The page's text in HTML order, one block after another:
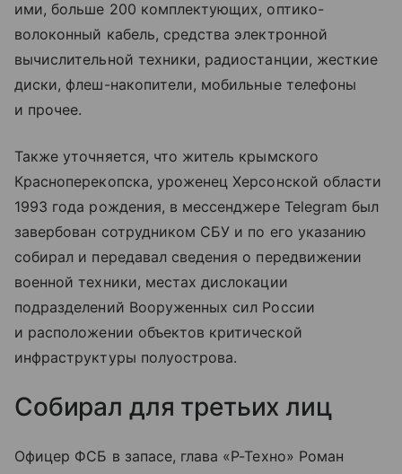
ими, больше 200 комплектующих, оптико-
волоконный кабель, средства электронной
вычислительной техники, радиостанции, жесткие
диски, флеш-накопители, мобильные телефоны
и прочее.
Также уточняется, что житель крымского
Красноперекопска, уроженец Херсонской области
1993 года рождения, в мессенджере Telegram был
завербован сотрудником СБУ и по его указанию
собирал и передавал сведения о передвижении
военной техники, местах дислокации
подразделений Вооруженных сил России
и расположении объектов критической
инфраструктуры полуострова.
Собирал для третьих лиц
Офицер ФСБ в запасе, глава «Р-Техно» Роман